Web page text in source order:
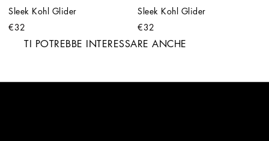
Sleek Kohl Glider
€32
Sleek Kohl Glider
€32
TI POTREBBE INTERESSARE ANCHE